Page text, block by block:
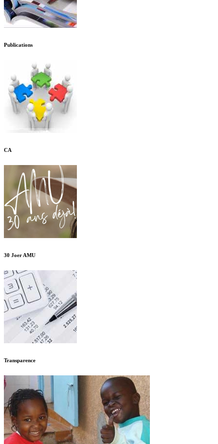
Publications
CA
30 Joer AMU
Transparence